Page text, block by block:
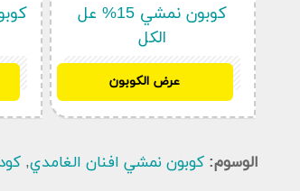
طريقة الحصول على كود خصم نمشي
كوبونات واكواد خصم متعددة
تجارية مميزة تتمكن من الاختيار
كوبون نمشي 15% عل
الكل
عرض الكوبون
الوسوم: كوبون نمشي افنان الغامدي,